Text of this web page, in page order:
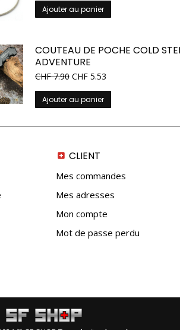
Ajouter au panier
COUTEAU DE POCHE COLD
ADVENTURE
CHF7.90 CHF 5.53
Ajouter au panier
CLIENT
Mes commandes
Mes adresses
Mon compte
Mot de passe perdu